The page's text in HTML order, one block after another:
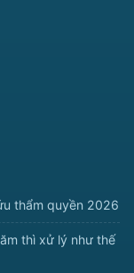
thẩm quyền 2026
thì xử lý như thế